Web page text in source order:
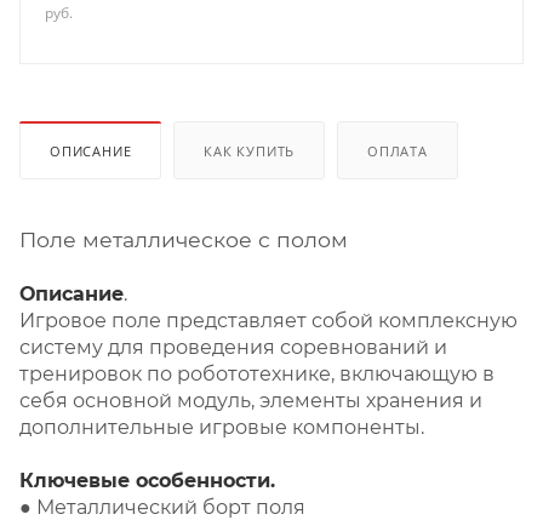
руб.
ОПИСАНИЕ КАК КУПИТЬ ОПЛАТА
Поле металлическое с полом
Описание.
Игровое поле представляет собой комплексную
систему для проведения соревнований и
тренировок по робототехнике, включающую в
себя основной модуль, элементы хранения и
дополнительные игровые компоненты.
Ключевые особенности.
● Металлический борт поля